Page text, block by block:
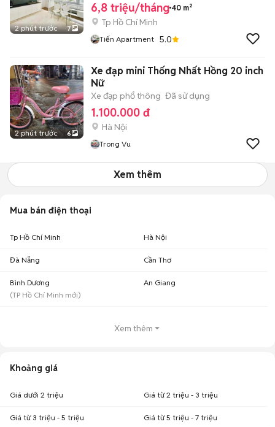
2 phút trước 7
6,8 triệu/tháng 40 m²
Tp Hồ Chí Minh
Tiến Apartment 5.0
2 phút trước 6
Xe đạp mini Thống Nhất Hồng 20 inch
Nữ
Xe đạp phổ thông Đã sử dụng
1.100.000 đ
Hà Nội
Trong Vu
Xem thêm
Mua bán điện thoại
Tp Hồ Chí Minh Hà Nội
Đà Nẵng Cần Thơ
Bình Dương
(TP Hồ Chí Minh mới)
An Giang
Xem thêm
Khoảng giá
Giá dưới 2 triệu Giá từ 2 triệu - 3 triệu
Giá từ 3 triệu - 5 triệu Giá từ 5 triệu - 7 triệu